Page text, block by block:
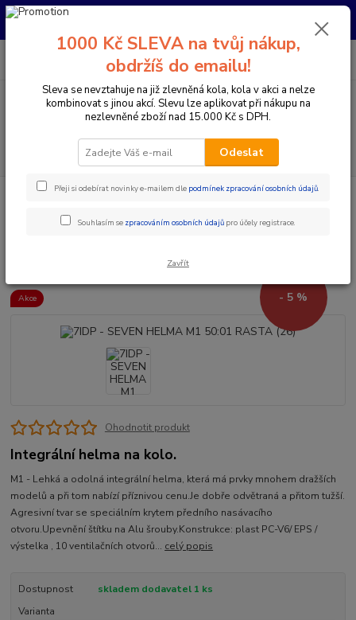
Pro nachystání kola / doplňků na prodejně si prosím zavolejte dopředu.
Menu
CZK
PO-PÁ 10:00-17:00 | SO: 9:00-12:00
Doplňky a helmy Cyklistické helmy Integrální helmy
Akce - 5 %
Ohodnotit produkt
Integrální helma na kolo.
M1 - Lehká a odolná integrální helma, která má prvky mnohem dražších
modelů a při tom nabízí příznivou cenu.Je dobře odvětraná a přitom tužší.
Agresivní tvar se speciálním krytem předního nasávacího
otvoru.Upevnění štítku na Alu šrouby.Konstrukce: plast PC-V6/ EPS /
výstelka , 10 ventilačních otvorů... celý popis
Dostupnost
skladem dodavatel 1 ks
Varianta
1000 Kč SLEVA na tvůj nákup,
obdržíš do emailu!
Sleva se nevztahuje na již zlevněná kola, kola v akci a nelze
kombinovat s jinou akcí. Slevu lze aplikovat při nákupu na
nezlevněné zboží nad 15.000 Kč s DPH.
Odeslat
Přeji si odebírat novinky e-mailem dle podmínek zpracování osobních údajů.
Souhlasím se zpracováním osobních údajů pro účely registrace.
Zavřít